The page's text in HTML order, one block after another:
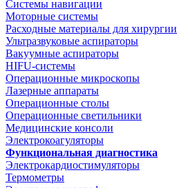
Системы навигации
Моторные системы
Расходные материалы для хирургии
Ультразвуковые аспираторы
Вакуумные аспираторы
HIFU-системы
Операционные микроскопы
Лазерные аппараты
Операционные столы
Операционные светильники
Медицинские консоли
Электрокоагуляторы
Функциональная диагностика
Электрокардиостимуляторы
Термометры